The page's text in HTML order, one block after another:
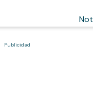
Publicidad